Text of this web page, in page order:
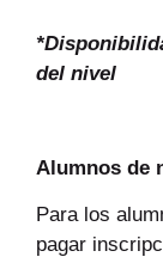
del nivel
Alumnos de
Para los
pagar